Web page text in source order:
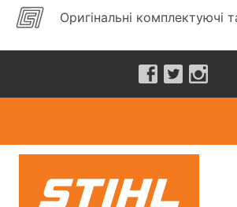
Оригінальні комплектуючі